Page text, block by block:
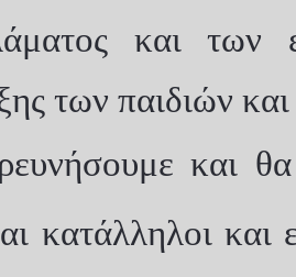
και των
των παιδιών και
και θα
κατάλληλοι